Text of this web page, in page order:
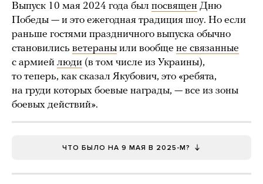
Выпуск 10 мая 2024 года был посвящен Дню
Победы — и это ежегодная традиция шоу. Но если
раньше гостями праздничного выпуска обычно
становились ветераны или вообще не связанные
с армией люди (в том числе из Украины),
то теперь, как сказал Якубович, это «ребята,
на груди которых боевые награды, — все из зоны
боевых действий».
ЧТО БЫЛО НА 9 МАЯ В 2025-М?